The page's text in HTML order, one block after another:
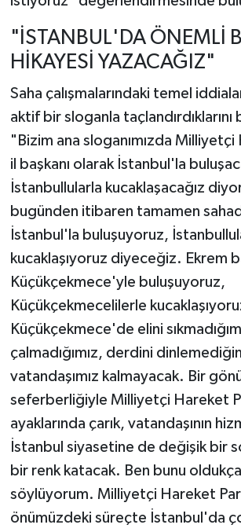
"İSTANBUL'DA ÖNEMLİ
HİKAYESİ YAZACAĞIZ"
Saha çalışmalarındaki temel
aktif bir sloganla taçlandırdıklarını
"Bizim ana sloganımızda
il başkanı olarak İstanbul'la
İstanbullularla kucaklaşacağız
bugünden itibaren tamamen
İstanbul'la buluşuyoruz,
kucaklaşıyoruz diyeceğiz. Ekrem
Küçükçekmece'yle buluşuyoruz,
Küçükçekmecelilerle
Küçükçekmece'de elini
çalmadığımız, derdini
vatandaşımız kalmayacak. Bir
seferberliğiyle Milliyetçi Hareket
ayaklarında çarık, vatandaşının
İstanbul siyasetine de değişik bir
bir renk katacak. Ben bunu
söylüyorum. Milliyetçi Hareket
önümüzdeki süreçte İstanbul'da